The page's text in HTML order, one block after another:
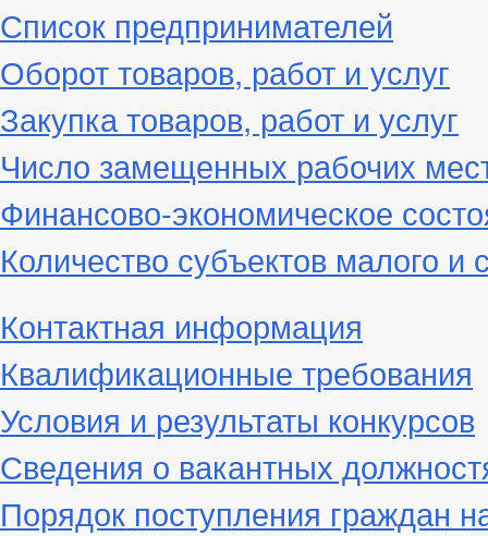
Список предпринимателей
Оборот товаров, работ и услуг
Закупка товаров, работ и услуг
Число замещенных рабочих
Финансово-экономическое
Количество субъектов малого и
Контактная информация
Квалификационные требования
Условия и результаты конкурсов
Сведения о вакантных
Порядок поступления граждан